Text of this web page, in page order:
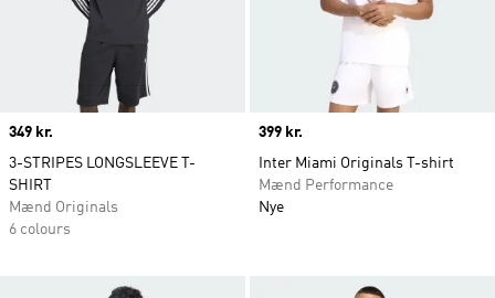
Price
349 kr.
3-STRIPES LONGSLEEVE T-
SHIRT
Mænd Originals
6 colours
Price
399 kr.
Inter Miami Originals T-shirt
Mænd Performance
Nye